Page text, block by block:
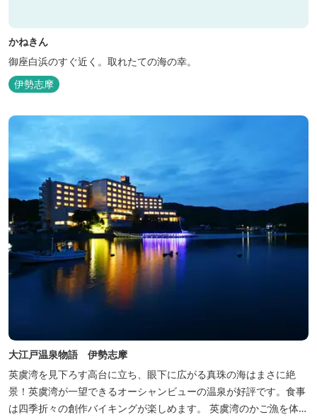
かねきん
御座白浜のすぐ近く。取れたての海の幸。
伊勢志摩
大江戸温泉物語 伊勢志摩
英虞湾を見下ろす高台に立ち、眼下に広がる真珠の海はまさに絶
景！英虞湾が一望できるオーシャンビューの温泉が好評です。食事
は四季折々の創作バイキングが楽しめます。 英虞湾のかご漁を体験